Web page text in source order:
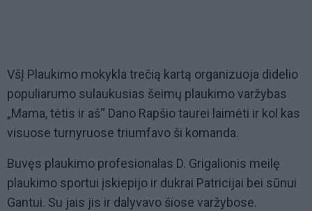
VšĮ Plaukimo mokykla trečią kartą organizuoja didelio
populiarumo sulaukusias šeimų plaukimo varžybas
„Mama, tėtis ir aš“ Dano Rapšio taurei laimėti ir kol kas
visuose turnyruose triumfavo ši komanda.
Buvęs plaukimo profesionalas D. Grigalionis meilę
plaukimo sportui įskiepijo ir dukrai Patricijai bei sūnui
Gantui. Su jais jis ir dalyvavo šiose varžybose.